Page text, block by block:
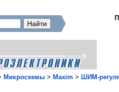
Микросхемы > Maxim > ШИМ-